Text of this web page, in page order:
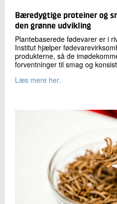
Bæredygtige proteiner og
den grønne udvikling
Plantebaserede fødevarer er i
Institut hjælper
produkterne, så de
forventninger til smag og
Læs mere her.